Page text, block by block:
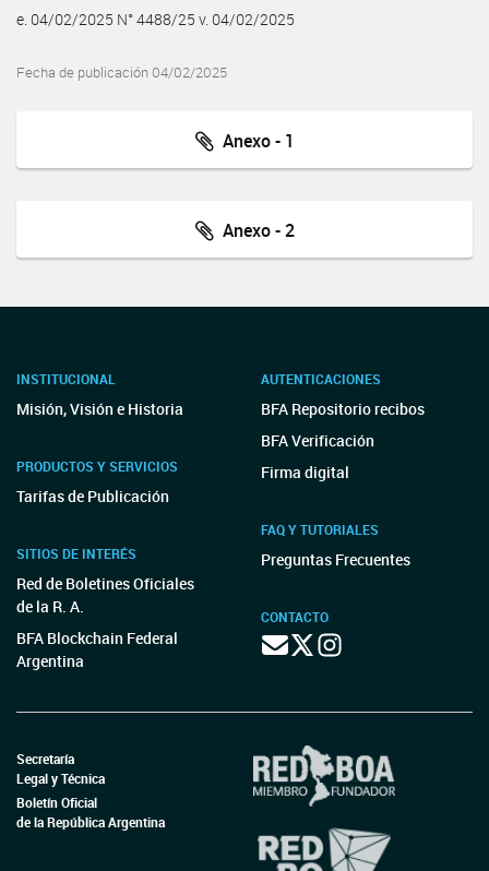
e. 04/02/2025 N° 4488/25 v. 04/02/2025
Fecha de publicación 04/02/2025
Anexo - 1
Anexo - 2
INSTITUCIONAL
Misión, Visión e Historia
PRODUCTOS Y SERVICIOS
Tarifas de Publicación
SITIOS DE INTERÉS
Red de Boletines Oficiales
de la R. A.
BFA Blockchain Federal
Argentina
AUTENTICACIONES
BFA Repositorio recibos
BFA Verificación
Firma digital
FAQ Y TUTORIALES
Preguntas Frecuentes
CONTACTO
Secretaría
Legal y Técnica
Boletín Oficial
de la República Argentina